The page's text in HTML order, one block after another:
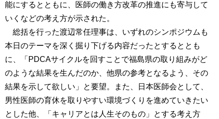
能にするとともに、医師の働き方改革の推進にも寄与して
いくなどの考え方が示された。
総括を行った渡辺常任理事は、いずれのシンポジウムも
本日のテーマを深く掘り下げる内容だったとするととも
に、「PDCAサイクルを回すことで福島県の取り組みがど
のような結果を生んだのか、他県の参考となるよう、その
結果を示して欲しい」と要望。また、日本医師会として、
男性医師の育休を取りやすい環境づくりを進めていきたい
とした他、「キャリアとは人生そのもの」とする考え方